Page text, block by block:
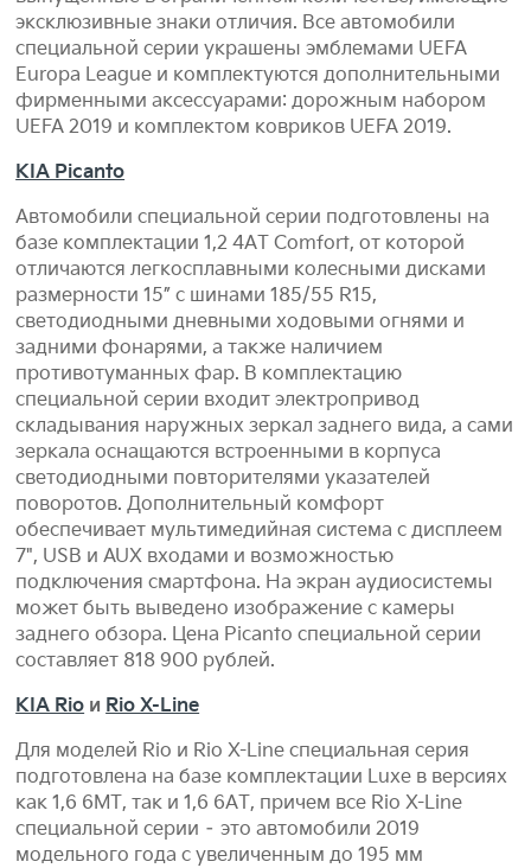
эксклюзивные знаки отличия. Все автомобили
специальной серии украшены эмблемами UEFA
Europa League и комплектуются дополнительными
фирменными аксессуарами: дорожным набором
UEFA 2019 и комплектом ковриков UEFA 2019.
KIA Picanto
Автомобили специальной серии подготовлены на
базе комплектации 1,2 4АТ Comfort, от которой
отличаются легкосплавными колесными дисками
размерности 15” с шинами 185/55 R15,
светодиодными дневными ходовыми огнями и
задними фонарями, а также наличием
противотуманных фар. В комплектацию
специальной серии входит электропривод
складывания наружных зеркал заднего вида, а сами
зеркала оснащаются встроенными в корпуса
светодиодными повторителями указателей
поворотов. Дополнительный комфорт
обеспечивает мультимедийная система с дисплеем
7", USB и AUX входами и возможностью
подключения смартфона. На экран аудиосистемы
может быть выведено изображение с камеры
заднего обзора. Цена Picanto специальной серии
составляет 818 900 рублей.
KIA Rio и Rio X-Line
Для моделей Rio и Rio X-Line специальная серия
подготовлена на базе комплектации Luxe в версиях
как 1,6 6МТ, так и 1,6 6АТ, причем все Rio X-Line
специальной серии – это автомобили 2019
модельного года с увеличенным до 195 мм